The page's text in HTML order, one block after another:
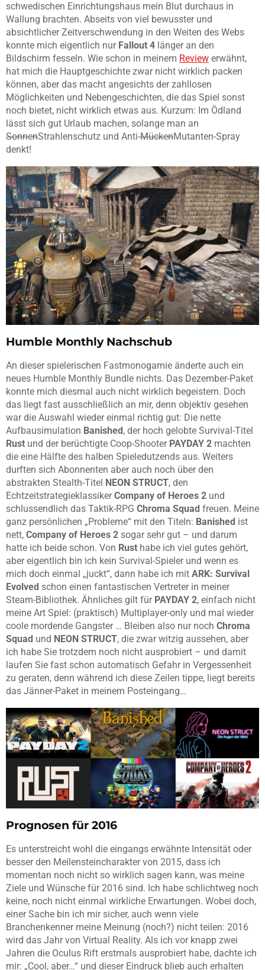
schwedischen Einrichtungshaus mein Blut durchaus in
Wallung brachten. Abseits von viel bewusster und
absichtlicher Zeitverschwendung in den Weiten des Webs
konnte mich eigentlich nur Fallout 4 länger an den
Bildschirm fesseln. Wie schon in meinem Review erwähnt,
hat mich die Hauptgeschichte zwar nicht wirklich packen
können, aber das macht angesichts der zahllosen
Möglichkeiten und Nebengeschichten, die das Spiel sonst
noch bietet, nicht wirklich etwas aus. Kurzum: Im Ödland
lässt sich gut Urlaub machen, solange man an
SonnenStrahlenschutz und Anti-MückenMutanten-Spray
denkt!
Humble Monthly Nachschub
An dieser spielerischen Fastmonogamie änderte auch ein
neues Humble Monthly Bundle nichts. Das Dezember-Paket
konnte mich diesmal auch nicht wirklich begeistern. Doch
das liegt fast ausschließlich an mir, denn objektiv gesehen
war die Auswahl wieder einmal richtig gut: Die nette
Aufbausimulation Banished, der hoch gelobte Survival-Titel
Rust und der berüchtigte Coop-Shooter PAYDAY 2 machten
die eine Hälfte des halben Spieledutzends aus. Weiters
durften sich Abonnenten aber auch noch über den
abstrakten Stealth-Titel NEON STRUCT, den
EchtzeitstrategieklassikerCompany of Heroes 2 und
schlussendlich das Taktik-RPG Chroma Squad freuen. Meine
ganz persönlichen „Probleme“ mit den Titeln: Banished ist
nett, Company of Heroes 2 sogar sehr gut – und darum
hatte ich beide schon. Von Rust habe ich viel gutes gehört,
aber eigentlich bin ich kein Survival-Spieler und wenn es
mich doch einmal „juckt“, dann habe ich mit ARK: Survival
Evolved schon einen fantastischen Vertreter in meiner
Steam-Bibliothek. Ähnliches gilt für PAYDAY 2, einfach nicht
meine Art Spiel: (praktisch) Multiplayer-only und mal wieder
coole mordende Gangster … Bleiben also nur noch Chroma
Squad und NEON STRUCT, die zwar witzig aussehen, aber
ich habe Sie trotzdem noch nicht ausprobiert – und damit
laufen Sie fast schon automatisch Gefahr in Vergessenheit
zu geraten, denn während ich diese Zeilen tippe, liegt bereits
das Jänner-Paket in meinem Posteingang…
Prognosen für 2016
Es unterstreicht wohl die eingangs erwähnte Intensität oder
besser den Meilensteincharakter von 2015, dass ich
momentan noch nicht so wirklich sagen kann, was meine
Ziele und Wünsche für 2016 sind. Ich habe schlichtweg noch
keine, noch nicht einmal wirkliche Erwartungen. Wobei doch,
einer Sache bin ich mir sicher, auch wenn viele
Branchenkenner meine Meinung (noch?) nicht teilen: 2016
wird das Jahr von Virtual Reality. Als ich vor knapp zwei
Jahren die Oculus Rift erstmals ausprobiert habe, dachte ich
mir: „Cool, aber…“ und dieser Eindruck blieb auch erhalten